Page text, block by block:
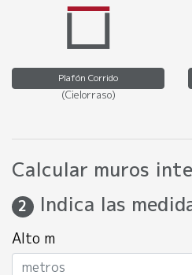
Plafón Corrido
(Cielorraso)
Calcular muros
2 Indica las
Alto m